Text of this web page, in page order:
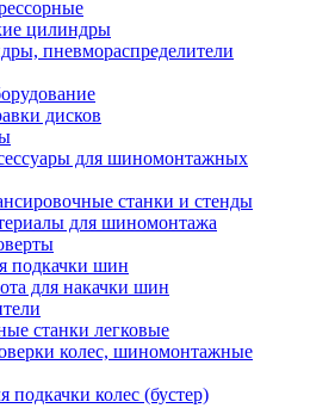
цилиндры
пневмораспределители
дисков
для шиномонтажных
станки и стенды
для шиномонтажа
подкачки шин
для накачки шин
станки легковые
колес, шиномонтажные
подкачки колес (бустер)